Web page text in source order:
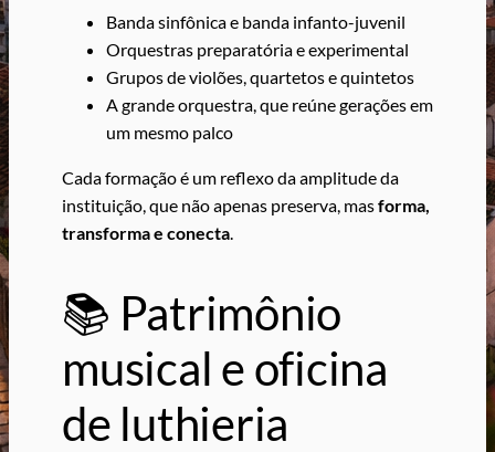
Banda sinfônica e banda infanto-juvenil
Orquestras preparatória e experimental
Grupos de violões, quartetos e quintetos
A grande orquestra, que reúne gerações em
um mesmo palco
Cada formação é um reflexo da amplitude da
instituição, que não apenas preserva, masforma,
transforma e conecta.
📚 Patrimônio
musical e oficina
de luthieria